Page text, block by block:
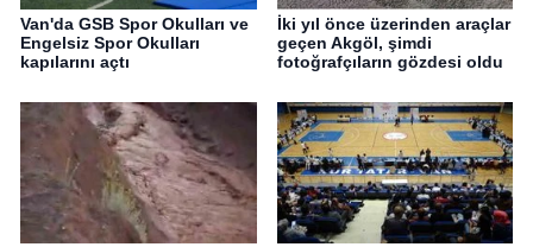
Van'da GSB Spor Okulları ve
Engelsiz Spor Okulları
kapılarını açtı
İki yıl önce üzerinden araçlar
geçen Akgöl, şimdi
fotoğrafçıların gözdesi oldu